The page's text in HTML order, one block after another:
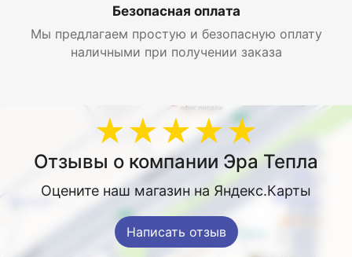
Безопасная оплата
Мы предлагаем простую и безопасную оплату
наличными при получении заказа
★★★★★
Отзывы о компании Эра Тепла
Оцените наш магазин на Яндекс.Карты
Написать отзыв